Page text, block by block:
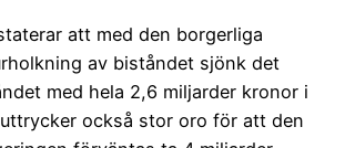
att med den borgerliga
av biståndet sjönk det
med hela 2,6 miljarder kronor i
också stor oro för att den